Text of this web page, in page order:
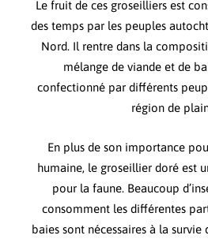
Le fruit de ces groseilliers est
des temps par les peuples
Nord. Il rentre dans la
mélange de viande et de
confectionné par différents
région de
En plus de son importance
humaine, le groseillier doré est
pour la faune. Beaucoup
consomment les différentes
baies sont nécessaires à la survie